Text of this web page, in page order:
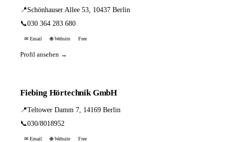
📍Schönhauser Allee 53, 10437 Berlin
📞030 364 283 680
✉ Email 🌐 Website Free
Profil ansehen →
Fiebing Hörtechnik GmbH
📍Teltower Damm 7, 14169 Berlin
📞030/8018952
✉ Email 🌐 Website Free